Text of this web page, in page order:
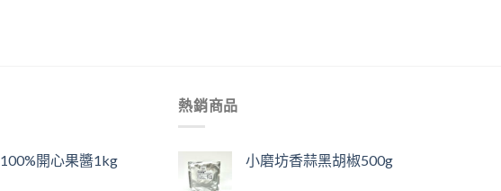
開心果醬1kg
熱銷商品
小磨坊香蒜黑胡椒500g